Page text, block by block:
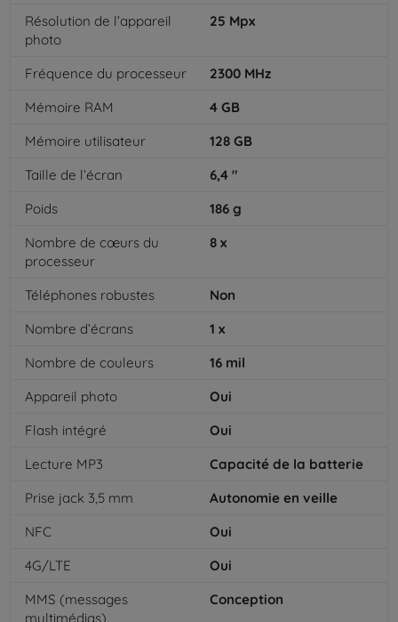
Résolution de l’appareil
photo
25 Mpx
Fréquence du processeur 2300 MHz
Mémoire RAM
4 GB
Mémoire utilisateur
128 GB
Taille de l’écran
6,4 "
Poids
186 g
Nombre de cœurs du
processeur
8 x
Téléphones robustes
Non
Nombre d’écrans
1 x
Nombre de couleurs
16 mil
Appareil photo
Oui
Flash intégré
Oui
Lecture MP3
Capacité de la batterie
Prise jack 3,5 mm
Autonomie en veille
NFC
Oui
4G/LTE
Oui
MMS (messages
multimédias)
Conception